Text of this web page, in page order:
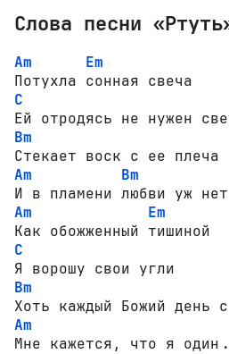
Слова песни
Am
Em
C
Bm
Am
Bm
Am
Em
C
Bm
Am
Мне кажется, что я